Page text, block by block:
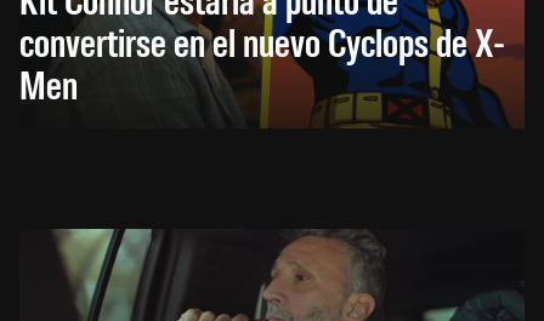
convertirse en el nuevo Cyclops de X-
Men